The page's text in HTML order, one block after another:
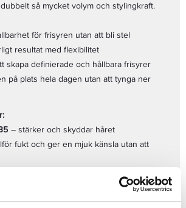
så mycket volym och stylingkraft.
för frisyren utan att bli stel
resultat med flexibilitet
skapa definierade och hållbara frisyrer
på plats hela dagen utan att tynga ner
– stärker och skyddar håret
fukt och ger en mjuk känsla utan att
ingredienser– hjälper till att bevara